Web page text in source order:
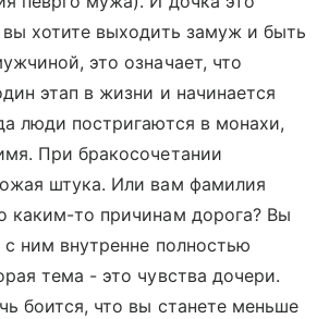
вы хотите выходить замуж и быть
это означает, что
этап в жизни и начинается
люди постригаются в монахи,
При бракосочетании
штука. Или вам фамилия
каким-то причинам дорога? Вы
ним внутренне полностью
тема - это чувства дочери.
боится, что вы станете меньше